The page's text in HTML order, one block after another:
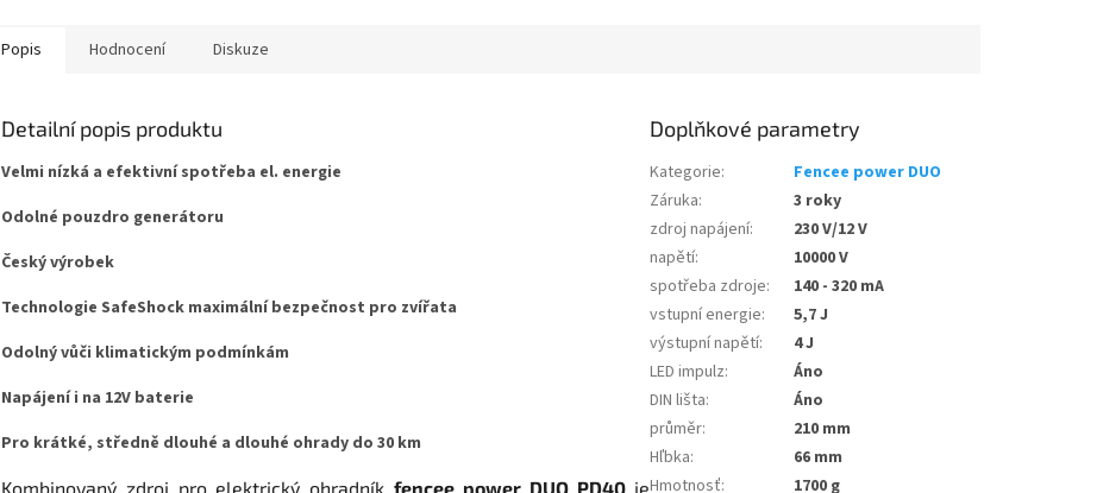
Popis Hodnocení Diskuze
Detailní popis produktu
Velmi nízká a efektivní spotřeba el. energie
Odolné pouzdro generátoru
Český výrobek
Technologie SafeShock maximální bezpečnost pro zvířata
Odolný vůči klimatickým podmínkám
Napájení i na 12V baterie
Pro krátké, středně dlouhé a dlouhé ohrady do 30 km
Kombinovaný zdroj pro elektrický ohradníkfencee power DUO PD40je
Doplňkové parametry
Kategorie:
Fencee power DUO
Záruka:
3 roky
zdroj napájení:
230 V/12 V
napětí:
10000 V
spotřeba zdroje:
140 - 320 mA
vstupní energie:
5,7 J
výstupní napětí:
4 J
LED impulz:
Áno
DIN lišta:
Áno
průměr:
210 mm
Hľbka:
66 mm
Hmotnosť: 1700 g